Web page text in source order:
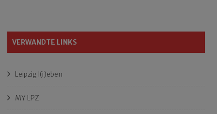
VERWANDTE LINKS
Leipzig l(i)eben
MY LPZ